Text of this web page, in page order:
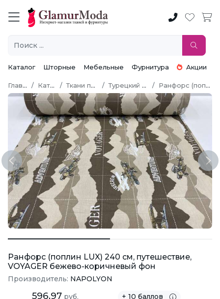
Каталог Шторные Мебельные Фурнитура Акции
Главная Каталог Ткани по типу Турецкий хлопок Ранфорс (поплин LUX)
Previous
Ранфорс (поплин LUX) 240 см, путешествие,
VOYAGER бежево-коричневый фон
Производитель: NAPOLYON
596,97 руб. + 10 баллов